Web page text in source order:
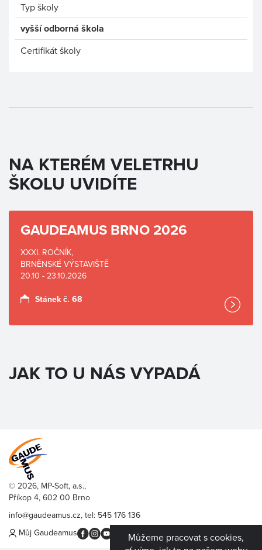
Můžeme pracovat s cookies,
Typ školy
vyšší odborná škola
Certifikát školy
NA KTERÉM VELETRHU
ŠKOLU UVIDÍTE
GAUDEAMUS BRNO 2026
XXXI. ROČNÍK,
BRNĚNSKÉ VÝSTAVIŠTĚ
20.10 - 23.10.2026
Stánek č. 68
JAK TO U NÁS VYPADÁ
© 2026, MP-Soft, a.s.,
Příkop 4, 602 00 Brno
info@gaudeamus.cz, tel: 545 176 136
Můj Gaudeamus